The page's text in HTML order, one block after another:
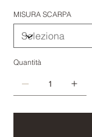
MISURA SCARPA
Quantità